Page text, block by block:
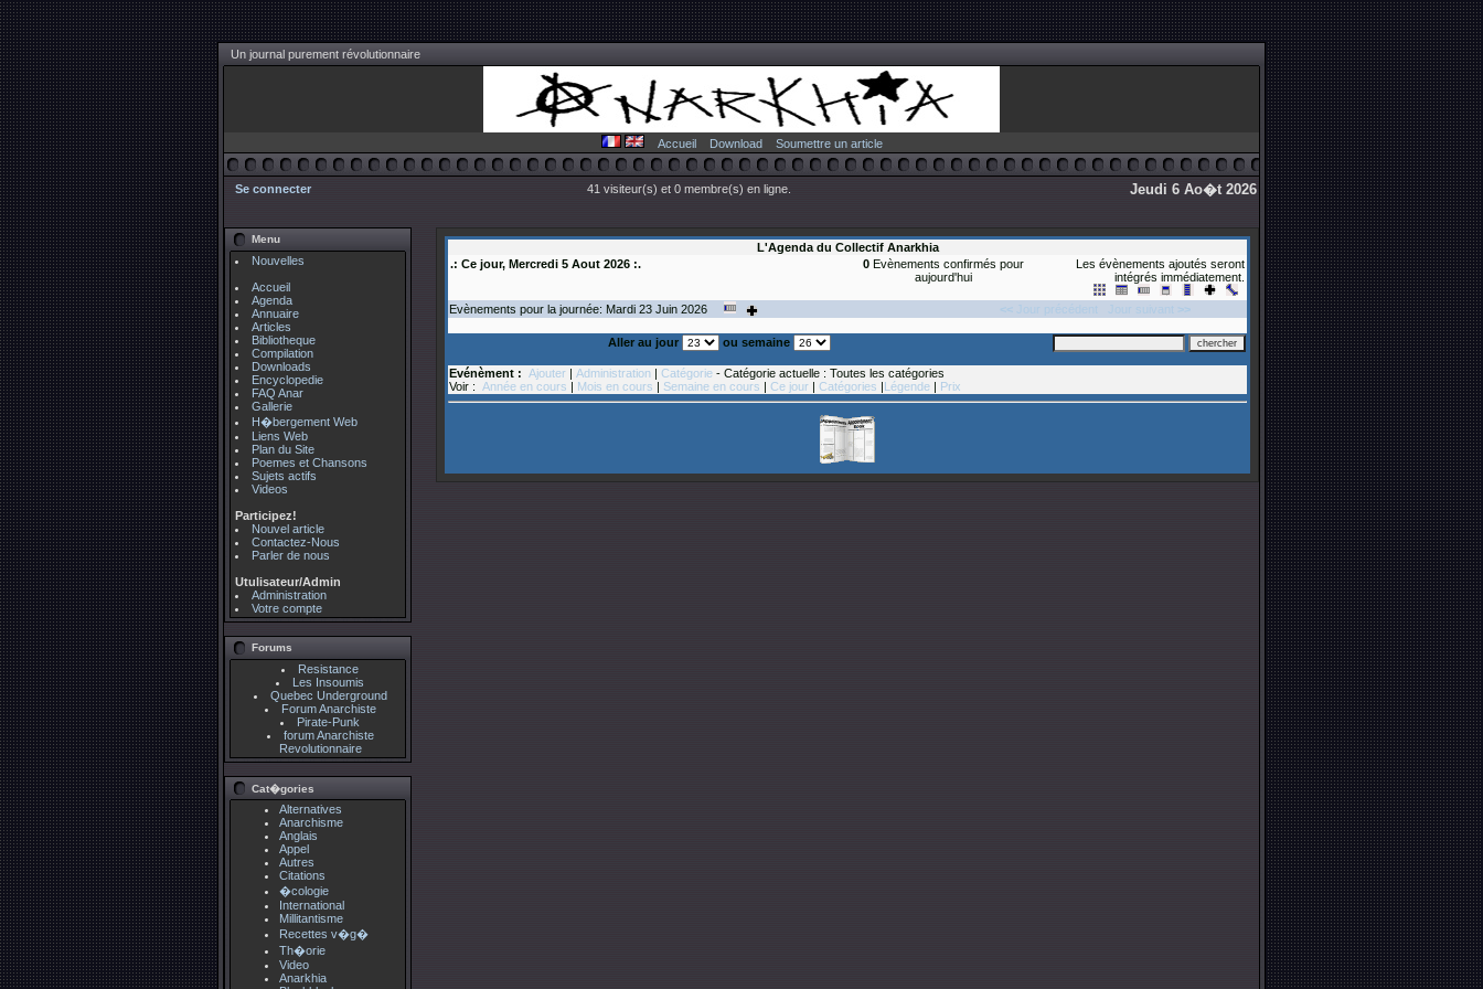
Un journal purement révolutionnaire
Accueil Download Soumettre un article
Se connecter 41 visiteur(s) et 0 membre(s) en ligne. Jeudi 6 Ao�t 2026
Menu
Nouvelles
Accueil
Agenda
Annuaire
Articles
Bibliotheque
Compilation
Downloads
Encyclopedie
FAQ Anar
Gallerie
H�bergement Web
Liens Web
Plan du Site
Poemes et Chansons
Sujets actifs
Videos
Participez!
Nouvel article
Contactez-Nous
Parler de nous
Utulisateur/Admin
Administration
Votre compte
Forums
Resistance
Les Insoumis
Quebec Underground
Forum Anarchiste
Pirate-Punk
forum Anarchiste
Revolutionnaire
Cat�gories
Alternatives
Anarchisme
Anglais
Appel
Autres
Citations
�cologie
International
Millitantisme
Recettes v�g�
Th�orie
Video
Anarkhia
L'Agenda du Collectif Anarkhia
.: Ce jour, Mercredi 5 Aout 2026 :.
0Evènements confirmés pour
aujourd'hui
Les évènements ajoutés seront
intégrés immédiatement.
Evènements pour la journée: Mardi 23 Juin 2026 << Jour précédent Jour suivant >>
Aller au jour ou semaine
Evénèment : Ajouter | Administration | Catégorie - Catégorie actuelle : Toutes les catégories
Voir : Année en cours | Mois en cours | Semaine en cours | Ce jour | Catégories |Légende | Prix